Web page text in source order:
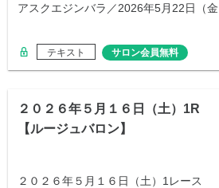
アスクエジンバラ／2026年5月22日（金
テキスト サロン会員無料
２０２６年５月１６日（土）1R
【ルージュバロン】
２０２６年５月１６日（土）1レース